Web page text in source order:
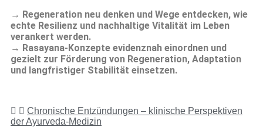
→ Regeneration neu denken und Wege entdecken, wie
echte Resilienz und nachhaltige Vitalität im Leben
verankert werden.
→ Rasayana-Konzepte evidenznah einordnen und
gezielt zur Förderung von Regeneration, Adaptation
und langfristiger Stabilität einsetzen.
Chronische Entzündungen – klinische Perspektiven
der Ayurveda-Medizin